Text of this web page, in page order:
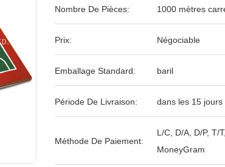
Nombre De Pièces: 1000 mètres
Prix: Négociable
Emballage Standard: baril
Période De Livraison: dans les 15
Méthode De Paiement:
L/C, D/A, D/P, T/
MoneyGram